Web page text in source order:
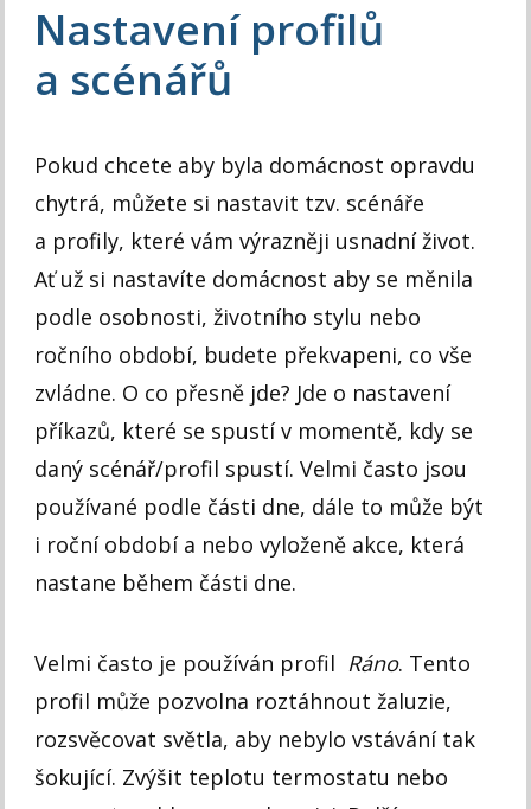
Nastavení profilů
a scénářů
Pokud chcete aby byla domácnost opravdu
chytrá, můžete si nastavit tzv. scénáře
a profily, které vám výrazněji usnadní život.
Ať už si nastavíte domácnost aby se měnila
podle osobnosti, životního stylu nebo
ročního období, budete překvapeni, co vše
zvládne. O co přesně jde? Jde o nastavení
příkazů, které se spustí v momentě, kdy se
daný scénář/profil spustí. Velmi často jsou
používané podle části dne, dále to může být
i roční období a nebo vyloženě akce, která
nastane během části dne.
Velmi často je používán profil Ráno. Tento
profil může pozvolna roztáhnout žaluzie,
rozsvěcovat světla, aby nebylo vstávání tak
šokující. Zvýšit teplotu termostatu nebo